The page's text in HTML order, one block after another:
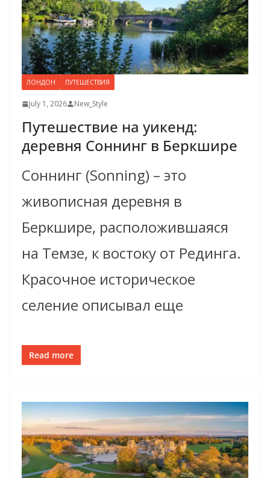
ЛОНДОН ПУТЕШЕСТВИЯ
July 1, 2026 New_Style
Путешествие на уикенд:
деревня Соннинг в Беркшире
Соннинг (Sonning) – это
живописная деревня в
Беркшире, расположившаяся
на Темзе, к востоку от Рединга.
Красочное историческое
селение описывал еще
Read more